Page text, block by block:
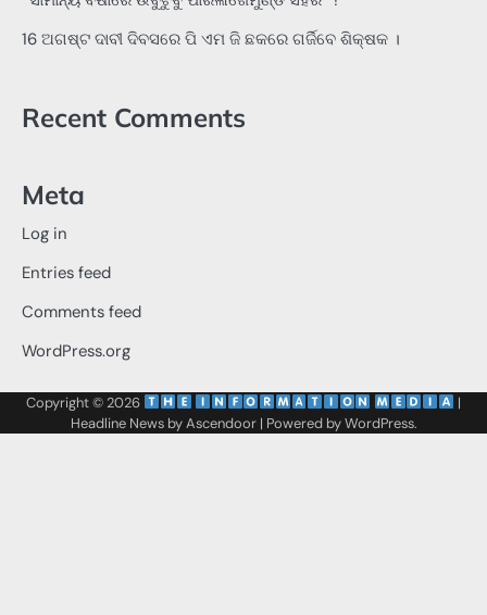
16 ଅଗଷ୍ଟ ଦାବୀ ଦିବସରେ ପି ଏମ ଜି ଛକରେ ଗର୍ଜିବେ ଶିକ୍ଷକ ।
Recent Comments
Meta
Log in
Entries feed
Comments feed
WordPress.org
Copyright © 2026
|
Headline News byAscendoor| Powered byWordPress.